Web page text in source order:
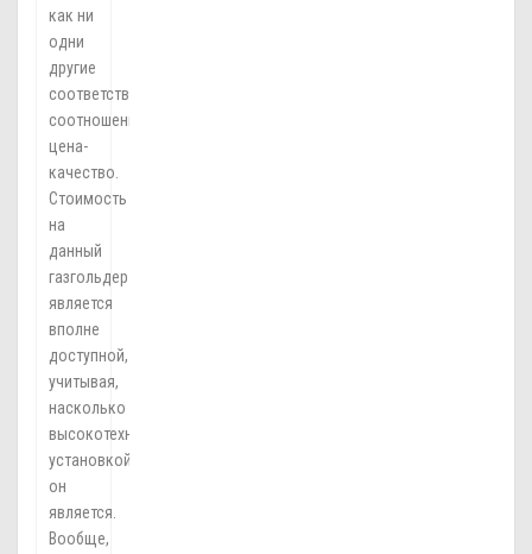
как ни
одни
другие
соответствуют
соотношению
цена-
качество.
Стоимость
на
данный
газгольдер
является
вполне
доступной,
учитывая,
насколько
высокотехнологичной
установкой
он
является.
Вообще,